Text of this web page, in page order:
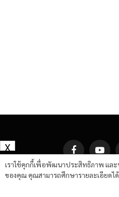
Facebook
เราใช้คุกกี้เพื่อพัฒนาประสิทธิภาพ แล
ของคุณ คุณสามารถศึกษารายละเอียดไ
X